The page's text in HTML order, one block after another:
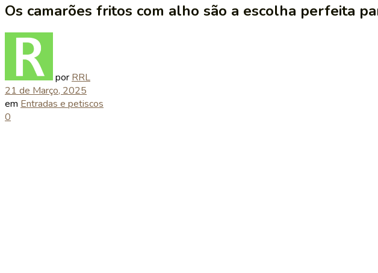
Os camarões fritos com alho são a escolha perfeita
por RRL
21 de Março, 2025
em Entradas e petiscos
0